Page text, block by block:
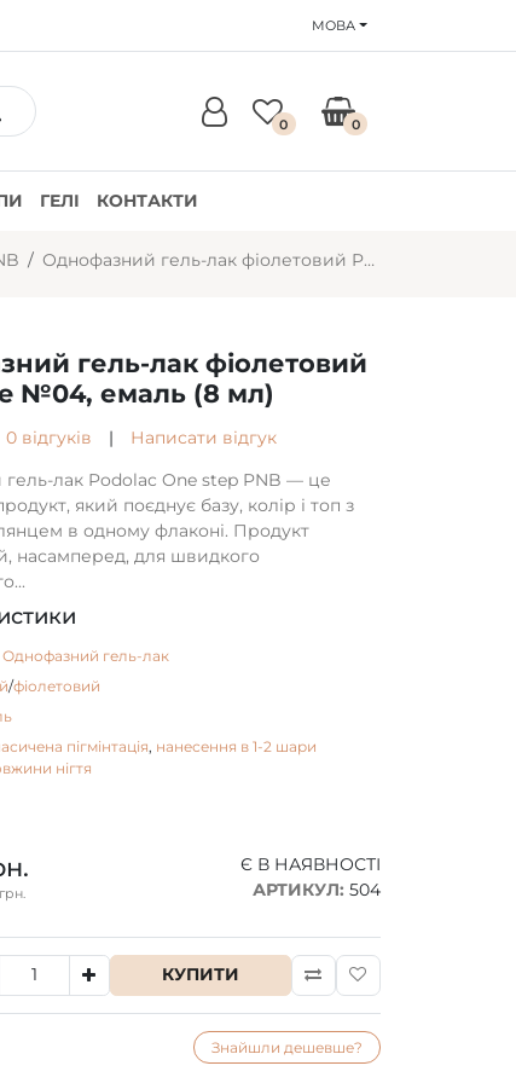
МОВА
0 0
ГЕЛІ КОНТАКТИ
Однофазний гель-лак фіолетовий PNB Vibe №04, емаль (8 мл)
гель-лак фіолетовий
№04, емаль (8 мл)
0 відгуків |
Написати відгук
лак Podolac One step PNB — це
який поєднує базу, колір і топ з
в одному флаконі. Продукт
насамперед, для швидкого
Однофазний гель-лак
/фіолетовий
пігмінтація, нанесення в 1-2 шари
нігтя
Є В НАЯВНОСТІ
АРТИКУЛ: 504
КУПИТИ
Знайшли дешевше?